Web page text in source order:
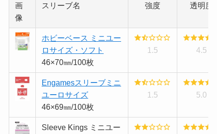
画
像
スリーブ名 強度 透明度
ホビーベース ミニユー
ロサイズ・ソフト
46×70㎜/100枚
1.5 4.5
Engamesスリーブミニ
ユーロサイズ
46×69㎜/100枚
1.5 5.0
Sleeve Kings ミニユー